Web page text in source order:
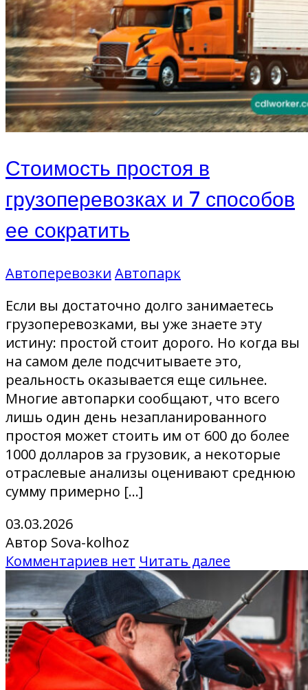
Стоимость простоя в
грузоперевозках и 7 способов
ее сократить
Автоперевозки Автопарк
Если вы достаточно долго занимаетесь
грузоперевозками, вы уже знаете эту
истину: простой стоит дорого. Но когда вы
на самом деле подсчитываете это,
реальность оказывается еще сильнее.
Многие автопарки сообщают, что всего
лишь один день незапланированного
простоя может стоить им от 600 до более
1000 долларов за грузовик, а некоторые
отраслевые анализы оценивают среднюю
сумму примерно […]
03.03.2026
Автор Sova-kolhoz
Комментариев нет Читать далее